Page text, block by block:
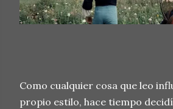
Como cualquier cosa que leo
propio estilo, hace tiempo